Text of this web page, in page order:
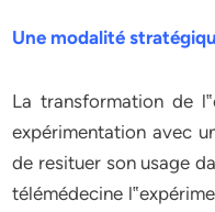
Une modalité
La transformation de
expérimentation avec
de resituer son usage
télémédecine